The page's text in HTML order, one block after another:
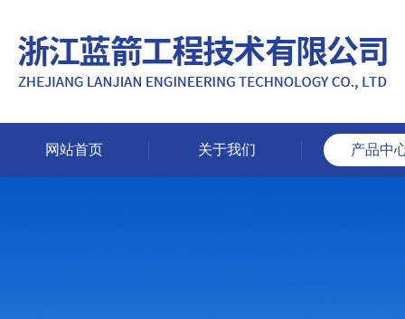
网站首页 关于我们 产品中